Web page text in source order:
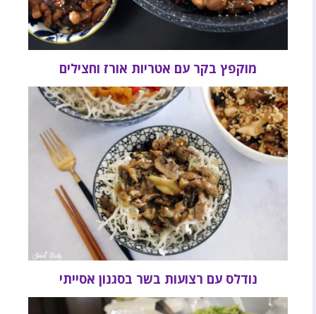
מוקפץ בקר עם אטריות אורז וחצילים
נודלס עם רצועות בשר בסגנון אסייתי